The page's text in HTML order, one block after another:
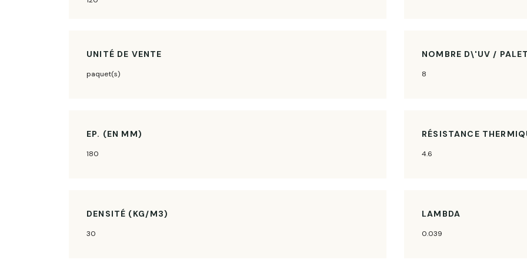
UNITÉ DE VENTE
paquet(s)
NOMBRE D\'UV /
8
EP. (EN MM)
180
RÉSISTANCE
4.6
DENSITÉ (KG/M3)
30
LAMBDA
0.039